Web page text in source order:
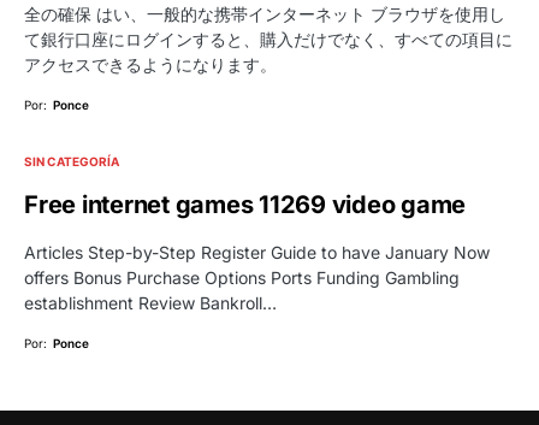
全の確保 はい、一般的な携帯インターネット ブラウザを使用し
て銀行口座にログインすると、購入だけでなく、すべての項目に
アクセスできるようになります。
Por: Ponce
SIN CATEGORÍA
Free internet games 11269 video game
Articles Step-by-Step Register Guide to have January Now
offers Bonus Purchase Options Ports Funding Gambling
establishment Review Bankroll…
Por: Ponce